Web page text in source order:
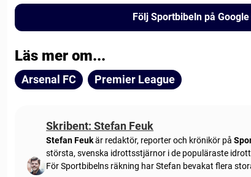
Följ Sportbibeln på
Läs mer om...
Arsenal FC Premier League
Skribent: Stefan Feuk
Stefan Feukär redaktör, reporter och krönikör på
största, svenska idrottsstjärnor i de populäraste
För Sportbibelns räkning har Stefan bevakat flera